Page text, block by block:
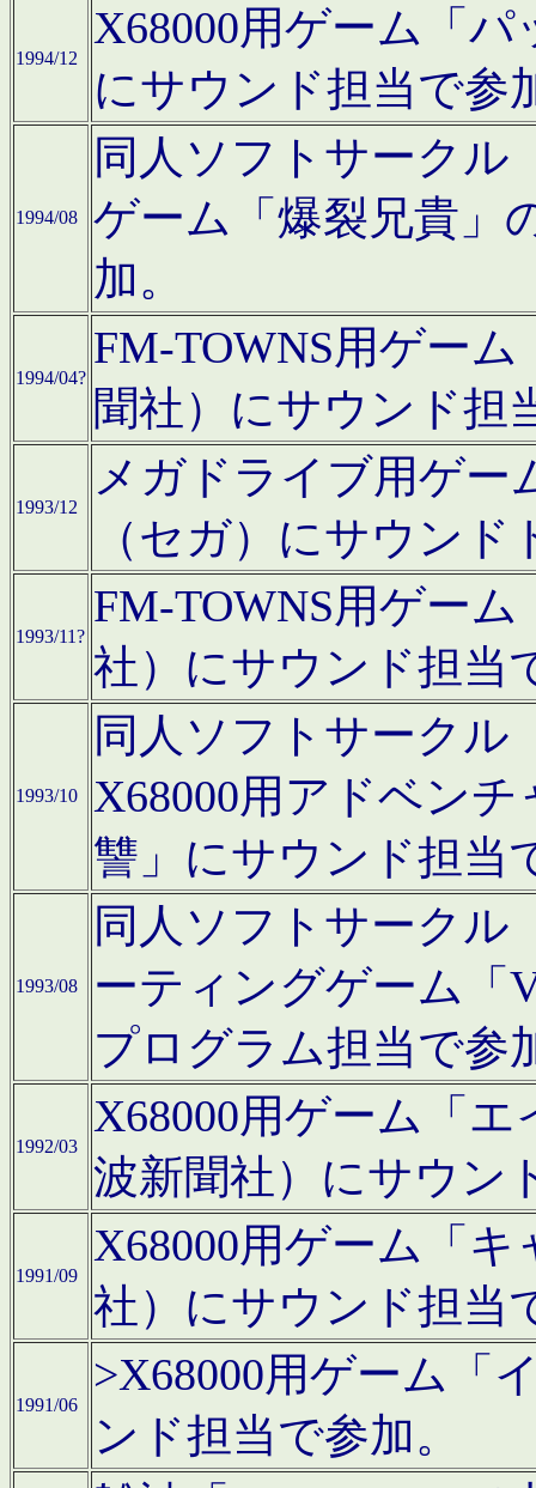
1994/12
X68000用ゲーム「
にサウンド担当で参
1994/08
同人ソフトサークル
ゲーム「爆裂兄貴」
加。
1994/04?
FM-TOWNS用ゲー
聞社）にサウンド担
1993/12
メガドライブ用ゲー
（セガ）にサウン
1993/11?
FM-TOWNS用ゲー
社）にサウンド担当
1993/10
同人ソフトサークル
X68000用アドベン
讐」にサウンド担当
1993/08
同人ソフトサークル
ーティングゲーム「
プログラム担当で参
1992/03
X68000用ゲーム「
波新聞社）にサウン
1991/09
X68000用ゲーム「
社）にサウンド担当
1991/06
>X68000用ゲーム「
ンド担当で参加。